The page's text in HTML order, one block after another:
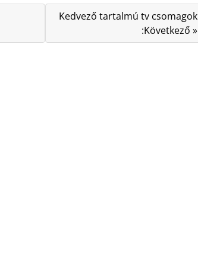
Kedvező tartalmú tv csomagok
:Következő »